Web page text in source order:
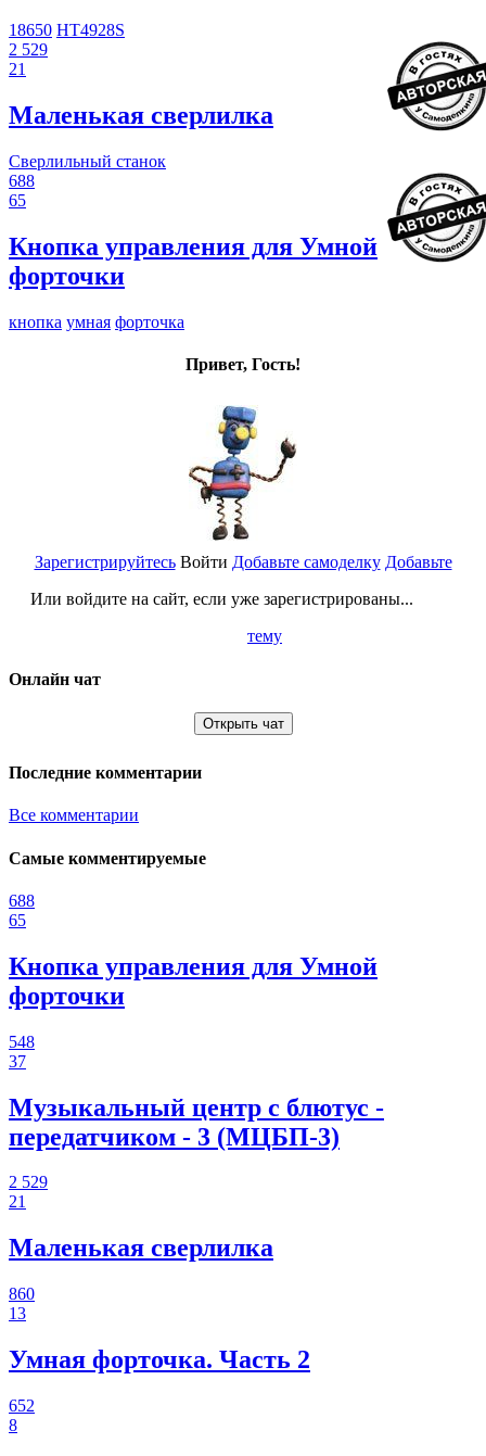
18650 HT4928S
2 529
21
Маленькая сверлилка
Сверлильный станок
688
65
Кнопка управления для Умной
форточки
кнопка умная форточка
Привет, Гость!
Зарегистрируйтесь
Или войдите на сайт, если уже зарегистрированы...
Войти Добавьте самоделку Добавьте
тему
Онлайн чат
Открыть чат
Последние комментарии
Все комментарии
Самые комментируемые
688
65
Кнопка управления для Умной
форточки
548
37
Музыкальный центр с блютус -
передатчиком - 3 (МЦБП-3)
2 529
21
Маленькая сверлилка
860
13
Умная форточка. Часть 2
652
8